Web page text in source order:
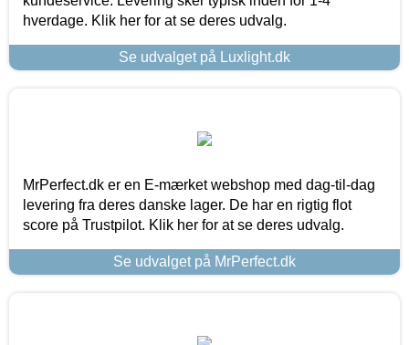
hverdage. Klik her for at se deres udvalg.
Se udvalget på Luxlight.dk
MrPerfect.dk er en E-mærket webshop med dag-til-dag
levering fra deres danske lager. De har en rigtig flot
score på Trustpilot. Klik her for at se deres udvalg.
Se udvalget på MrPerfect.dk